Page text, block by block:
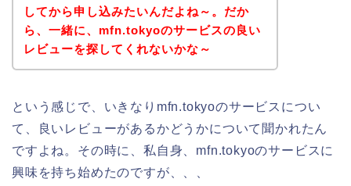
してから申し込みたいんだよね～。だか
ら、一緒に、mfn.tokyoのサービスの良い
レビューを探してくれないかな～
という感じで、いきなりmfn.tokyoのサービスについ
て、良いレビューがあるかどうかについて聞かれたん
ですよね。その時に、私自身、mfn.tokyoのサービスに
興味を持ち始めたのですが、、、